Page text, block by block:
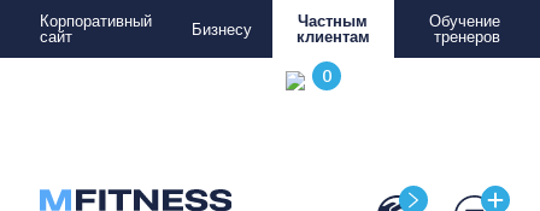
Корпоративный
сайт
Бизнесу
Частным
клиентам
Обучение
тренеров